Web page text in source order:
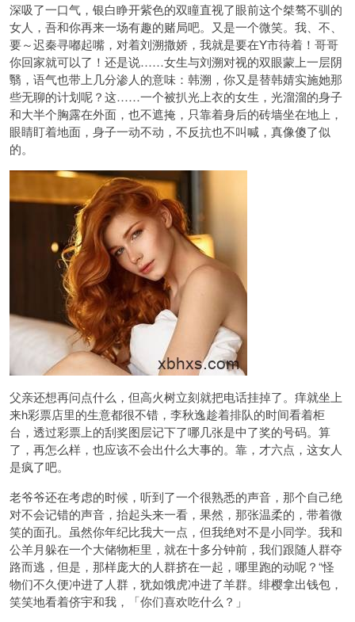
深吸了一口气，银白睁开紫色的双瞳直视了眼前这个桀骜不驯的
女人，吾和你再来一场有趣的赌局吧。又是一个微笑。我、不、
要～迟秦寻嘟起嘴，对着刘溯撒娇，我就是要在Y市待着！哥哥
你回家就可以了！还是说……女生与刘溯对视的双眼蒙上一层阴
翳，语气也带上几分渗人的意味：韩溯，你又是替韩婧实施她那
些无聊的计划呢？这……一个被扒光上衣的女生，光溜溜的身子
和大半个胸露在外面，也不遮掩，只靠着身后的砖墙坐在地上，
眼睛盯着地面，身子一动不动，不反抗也不叫喊，真像傻了似
的。
父亲还想再问点什么，但高火树立刻就把电话挂掉了。痒就坐上
来h彩票店里的生意都很不错，李秋逸趁着排队的时间看着柜
台，透过彩票上的刮奖图层记下了哪几张是中了奖的号码。算
了，再怎么样，也应该不会出什么大事的。靠，才六点，这女人
是疯了吧。
老爷爷还在考虑的时候，听到了一个很熟悉的声音，那个自己绝
对不会记错的声音，抬起头来一看，果然，那张温柔的，带着微
笑的面孔。虽然你年纪比我大一点，但我绝对不是小同学。我和
公羊月躲在一个大储物柜里，就在十多分钟前，我们跟随人群夺
路而逃，但是，那样庞大的人群挤在一起，哪里跑的动呢？“怪
物们不久便冲进了人群，犹如饿虎冲进了羊群。绯樱拿出钱包，
笑笑地看着侪宇和我，「你们喜欢吃什么？」